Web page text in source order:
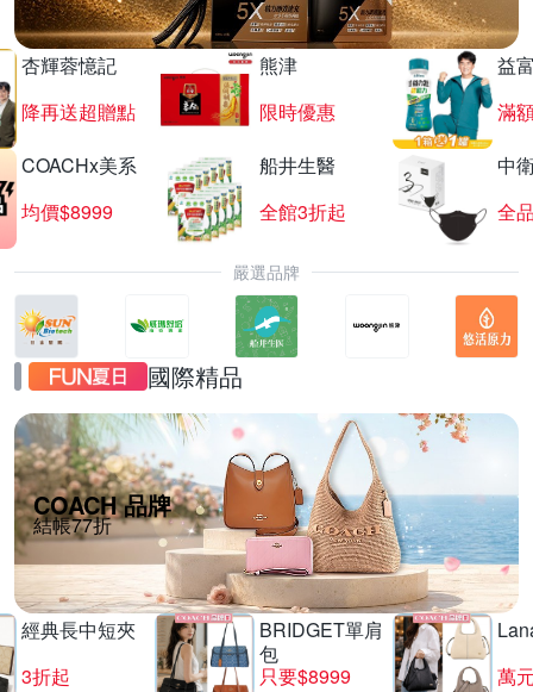
杏輝蓉憶記
降再送超贈點
熊津
限時優惠
益
滿
COACHx美系
均價$8999
船井生醫
全館3折起
中
全
嚴選品牌
國際精品
COACH 品牌
結帳77折
經典長中短夾
3折起
BRIDGET單肩
包
只要$8999
萬